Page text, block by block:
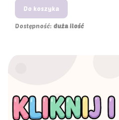
Do koszyka
Dostępność: duża ilość